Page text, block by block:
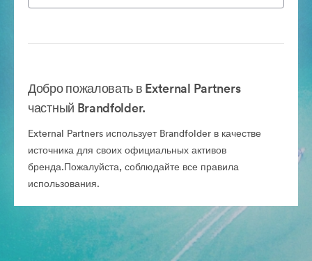
Добро пожаловать в External Partners
частный Brandfolder.
External Partners использует Brandfolder в качестве
источника для своих официальных активов
бренда.Пожалуйста, соблюдайте все правила
использования.